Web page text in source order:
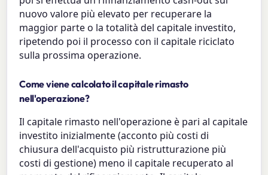
nuovo valore più elevato per recuperare la
maggior parte o la totalità del capitale investito,
ripetendo poi il processo con il capitale riciclato
sulla prossima operazione.
Come viene calcolato il capitale rimasto
nell'operazione?
Il capitale rimasto nell'operazione è pari al capitale
investito inizialmente (acconto più costi di
chiusura dell'acquisto più ristrutturazione più
costi di gestione) meno il capitale recuperato al